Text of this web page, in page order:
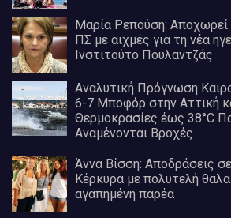
Μαρία Ρεπούση:
ΠΣ με αιχμές για τη νέα
Ινστιτούτο Πουλαντζάς
Αναλυτική Πρόγνωση
6-7 Μποφόρ στην Αττική
Θερμοκρασίες έως 38°C
Αναμένονται Βροχές
Άννα Βίσση: Αποδράσεις
Κέρκυρα με πολυτελή
αγαπημένη παρέα